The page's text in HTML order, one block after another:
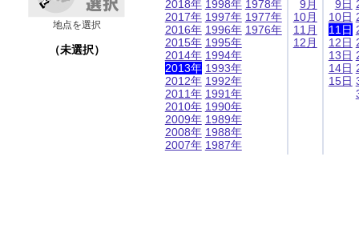
地点を選択
（未選択）
2018年
2017年
2016年
2015年
2014年
2013年
2012年
2011年
2010年
2009年
2008年
2007年
1998年
1997年
1996年
1995年
1994年
1993年
1992年
1991年
1990年
1989年
1988年
1987年
1978年
1977年
1976年
9月
10月
11月
12月
9日
10日
11日
12日
13日
14日
15日